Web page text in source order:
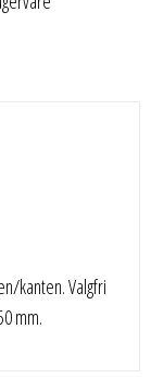
kanten. Valgfri
mm.